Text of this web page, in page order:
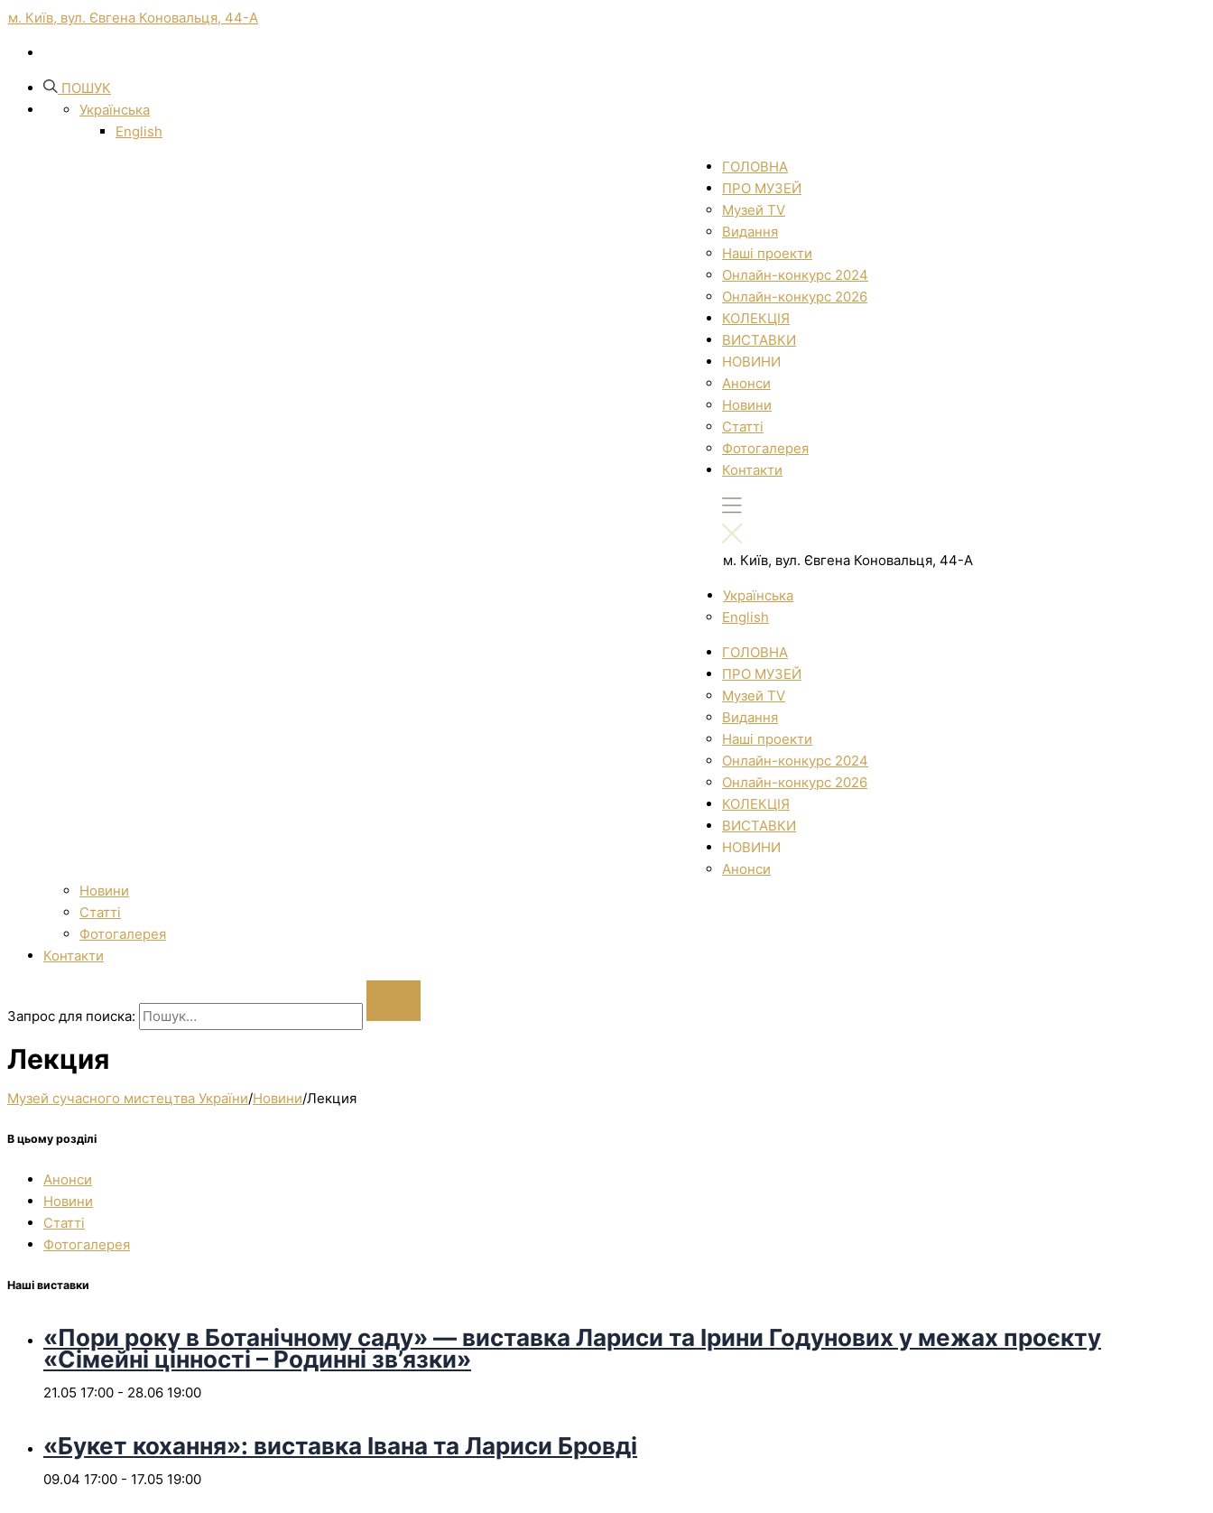
м. Київ, вул. Євгена Коновальця, 44-А
ПОШУК
Українська
English
ГОЛОВНА
ПРО МУЗЕЙ
Музей TV
Видання
Наші проекти
Онлайн-конкурс 2024
Онлайн-конкурс 2026
КОЛЕКЦІЯ
ВИСТАВКИ
НОВИНИ
Анонси
Новини
Статті
Фотогалерея
Контакти
м. Київ, вул. Євгена Коновальця, 44-А
Українська
English
ГОЛОВНА
ПРО МУЗЕЙ
Музей TV
Видання
Наші проекти
Онлайн-конкурс 2024
Онлайн-конкурс 2026
КОЛЕКЦІЯ
ВИСТАВКИ
НОВИНИ
Анонси
Новини
Статті
Фотогалерея
Контакти
Запрос для поиска:
Лекция
Музей сучасного мистецтва України/Новини/Лекция
В цьому розділі
Анонси
Новини
Статті
Фотогалерея
Наші виставки
«Пори року в Ботанічному саду» — виставка Лариси та Ірини Годунових у межах проєкту
«Сімейні цінності – Родинні зв’язки»
21.05 17:00 - 28.06 19:00
«Букет кохання»: виставка Івана та Лариси Бровді
09.04 17:00 - 17.05 19:00